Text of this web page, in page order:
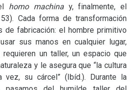
homo machinay, finalmente, el
Cada forma de transformación
de fabricación: el hombre primitivo
sus manos en cualquier lugar,
un taller, un espacio que
y le asegura que “la cultura
su cárcel” (Ibíd.). Durante la